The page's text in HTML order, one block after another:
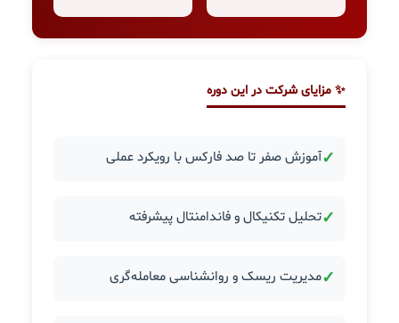
✨ مزایای شرکت در این دوره
✓آموزش صفر تا صد فارکس با رویکرد عملی
✓تحلیل تکنیکال و فاندامنتال پیشرفته
✓مدیریت ریسک و روانشناسی معامله‌گری